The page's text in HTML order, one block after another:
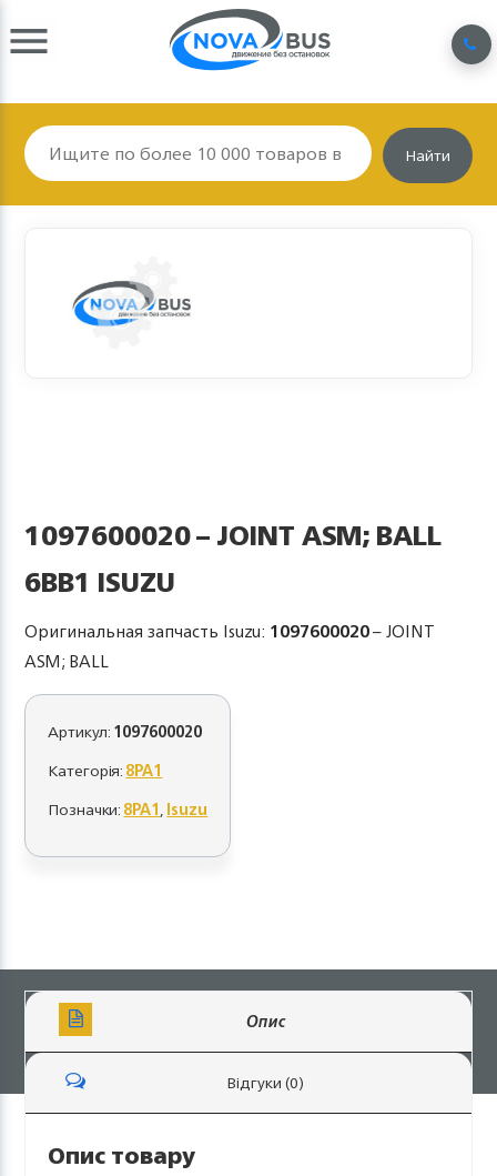
Найти
1097600020 – JOINT ASM; BALL
6BB1 ISUZU
Оригинальная запчасть Isuzu: 1097600020– JOINT
ASM; BALL
Артикул:1097600020
Категорія:8PA1
Позначки:8PA1,Isuzu
Опис
Відгуки (0)
Опис товару